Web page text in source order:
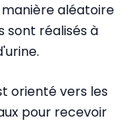
manière aléatoire
sont réalisés à
orienté vers les
pour recevoir